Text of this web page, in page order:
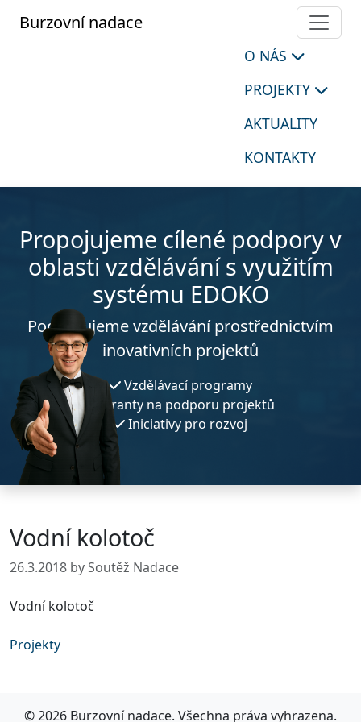
Burzovní nadace
O NÁS
PROJEKTY
AKTUALITY
KONTAKTY
Propojujeme cílené podpory v
oblasti vzdělávání s využitím
systému EDOKO
Podporujeme vzdělávání prostřednictvím
inovativních projektů
Vzdělávací programy
Granty na podporu projektů
Iniciativy pro rozvoj
Vodní kolotoč
26.3.2018 by Soutěž Nadace
Vodní kolotoč
Projekty
© 2026 Burzovní nadace. Všechna práva vyhrazena.